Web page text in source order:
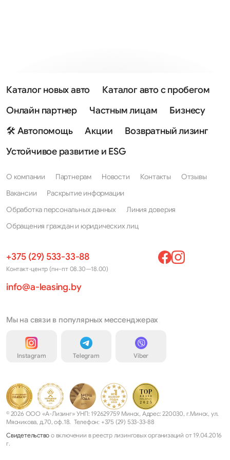
Каталог новых авто
Каталог авто с пробегом
Онлайн партнер
Частным лицам
Бизнесу
🛠 Автопомощь
Акции
Возвратный лизинг
Устойчивое развитие и ESG
О компании Партнерам Новости Контакты
Отзывы
Вакансии
Раскрытие информации
Обработка персональных данных
Линия доверия
Обращения граждан и юридических лиц
+375 (29) 533-33-88
Контакт-центр (пн–пт 08.30—18.00)
info@a-leasing.by
Мы на связи в популярных мессенджерах
Instagram Telegram Viber
© 2026 ООО «А-Лизинг» УНП: 192629759 Минск, Адрес: 220030, г.Минск, ул.
Мясникова, д.70, оф.18. Телефон: +375 (29) 533-33-88
Свидетельство о включении в реестр лизинговых организаций от 19.04.2016
г.